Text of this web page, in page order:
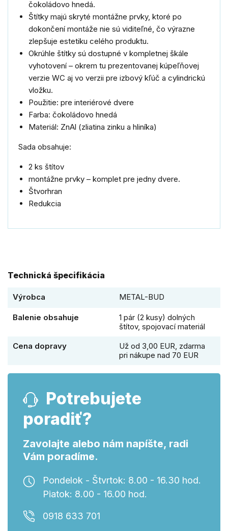
čokoládovo hnedá.
Štítky majú skryté montážne prvky, ktoré po
dokončení montáže nie sú viditeľné, čo výrazne
zlepšuje estetiku celého produktu.
Okrúhle štítky sú dostupné v kompletnej škále
vyhotovení – okrem tu prezentovanej kúpeľňovej
verzie WC aj vo verzii pre izbový kľúč a cylindrickú
vložku.
Použitie: pre interiérové dvere
Farba: čokoládovo hnedá
Materiál: ZnAl (zliatina zinku a hliníka)
Sada obsahuje:
2 ks štítov
montážne prvky – komplet pre jedny dvere.
Štvorhran
Redukcia
Technická špecifikácia
Výrobca METAL-BUD
Balenie obsahuje
1 pár (2 kusy) dolných
štítov, spojovací materiál
Cena dopravy
Už od 3,00 EUR, zdarma
pri nákupe nad 70 EUR
Potrebujete
poradiť?
Zavolajte alebo nám napíšte, radi
Vám poradíme.
Pondelok - Štvrtok: 8.00 - 16.30 hod.
Piatok: 8.00 - 16.00 hod.
0918 633 701